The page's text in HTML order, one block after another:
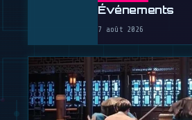
Événements
7 août 2026